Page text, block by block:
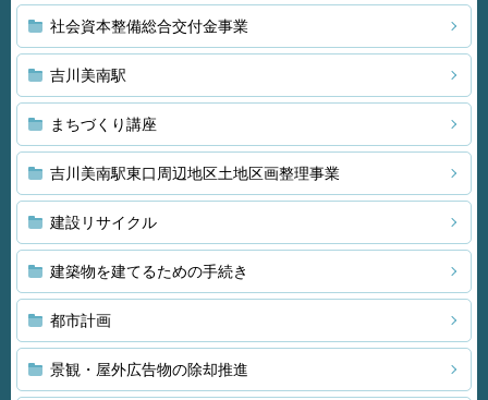
社会資本整備総合交付金事業
吉川美南駅
まちづくり講座
吉川美南駅東口周辺地区土地区画整理事業
建設リサイクル
建築物を建てるための手続き
都市計画
景観・屋外広告物の除却推進